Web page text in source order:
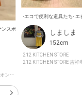
スポンジです。 使いやすく、な
212 KITCHEN STORE イオンモール神戸北
-エコで便利な道具たち-
しましま
152cm
212 KITCHEN STORE